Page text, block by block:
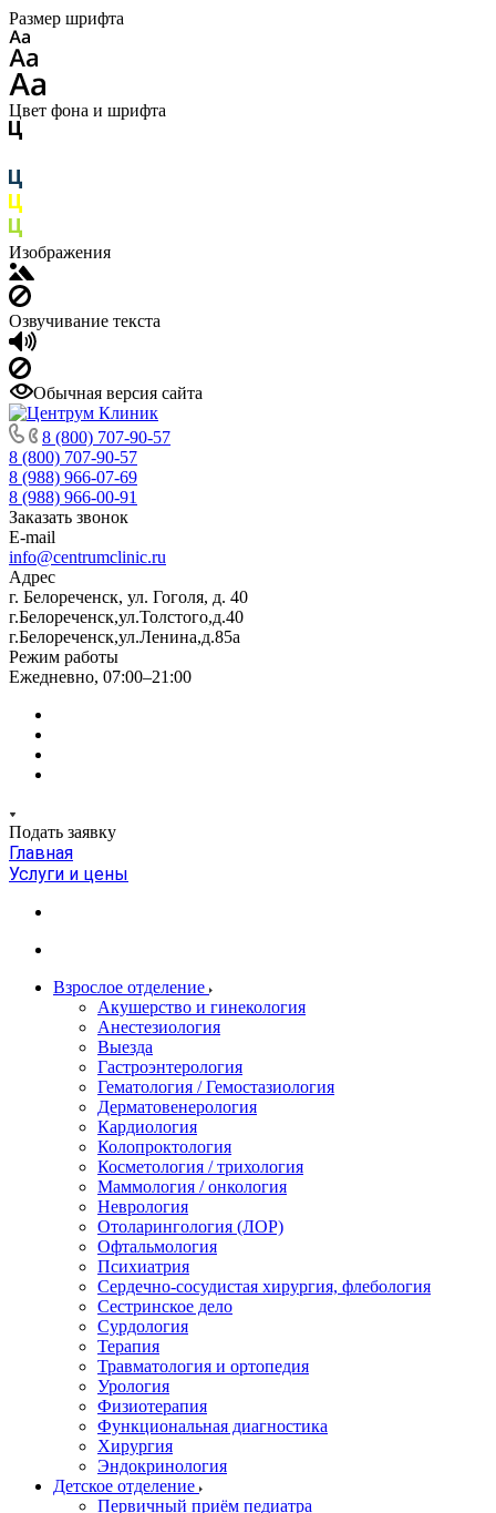
Размер шрифта
Цвет фона и шрифта
Изображения
Озвучивание текста
Обычная версия сайта
8 (800) 707-90-57
8 (800) 707-90-57
8 (988) 966-07-69
8 (988) 966-00-91
Заказать звонок
E-mail
info@centrumclinic.ru
Адрес
г. Белореченск, ул. Гоголя, д. 40
г.Белореченск,ул.Толстого,д.40
г.Белореченск,ул.Ленина,д.85а
Режим работы
Ежедневно, 07:00–21:00
Подать заявку
Главная
Услуги и цены
Взрослое отделение
Акушерство и гинекология
Анестезиология
Выезда
Гастроэнтерология
Гематология / Гемостазиология
Дерматовенерология
Кардиология
Колопроктология
Косметология / трихология
Маммология / онкология
Неврология
Отоларингология (ЛОР)
Офтальмология
Психиатрия
Сердечно-сосудистая хирургия, флебология
Сестринское дело
Сурдология
Терапия
Травматология и ортопедия
Урология
Физиотерапия
Функциональная диагностика
Хирургия
Эндокринология
Детское отделение
Первичный приём педиатра